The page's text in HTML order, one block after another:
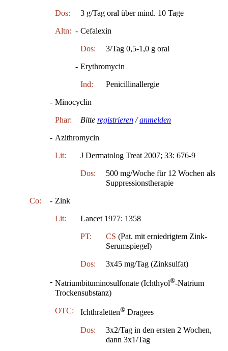
Dos: 3 g/Tag oral über mind. 10 Tage
Altn: - Cefalexin
Dos: 3/Tag 0,5-1,0 g oral
- Erythromycin
Ind: Penicillinallergie
- Minocyclin
Phar: Bitte registrieren /anmelden
- Azithromycin
Lit: J Dermatolog Treat 2007; 33: 676-9
Dos:
500 mg/Woche für 12 Wochen als
Suppressionstherapie
Co: - Zink
Lit: Lancet 1977: 1358
PT: CS (Pat. mit erniedrigtem Zink-
Serumspiegel)
Dos: 3x45 mg/Tag (Zinksulfat)
- Natriumbituminosulfonate (Ichthyol®-Natrium
Trockensubstanz)
OTC: Ichthraletten® Dragees
Dos:
3x2/Tag in den ersten 2 Wochen,
dann 3x1/Tag